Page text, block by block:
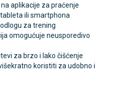
aplikacije za praćenje
ili smartphona
za trening
omogućuje neusporedivo
za brzo i lako čišćenje
koristiti za udobno i